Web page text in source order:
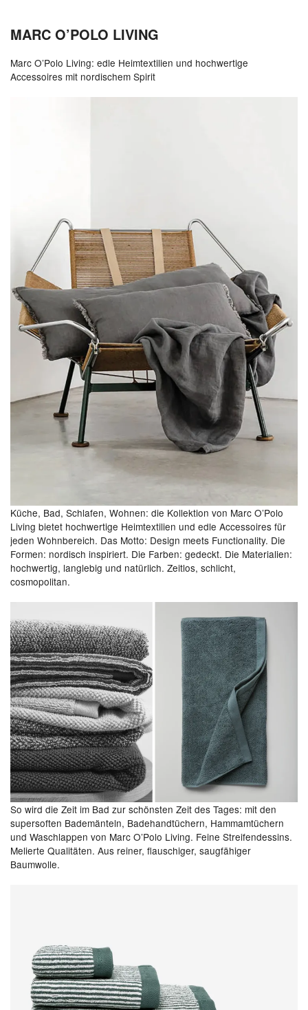
MARC O’POLO LIVING
Marc O’Polo Living: edle Heimtextilien und hochwertige
Accessoires mit nordischem Spirit
Küche, Bad, Schlafen, Wohnen: die Kollektion von Marc O’Polo
Living bietet hochwertige Heimtextilien und edle Accessoires für
jeden Wohnbereich. Das Motto: Design meets Functionality. Die
Formen: nordisch inspiriert. Die Farben: gedeckt. Die Materialien:
hochwertig, langlebig und natürlich. Zeitlos, schlicht,
cosmopolitan.
So wird die Zeit im Bad zur schönsten Zeit des Tages: mit den
supersoften Bademänteln, Badehandtüchern, Hammamtüchern
und Waschlappen von Marc O’Polo Living. Feine Streifendessins.
Melierte Qualitäten. Aus reiner, flauschiger, saugfähiger
Baumwolle.